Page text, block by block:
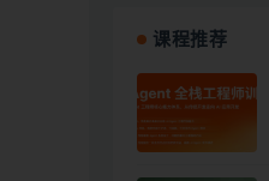
课程推荐